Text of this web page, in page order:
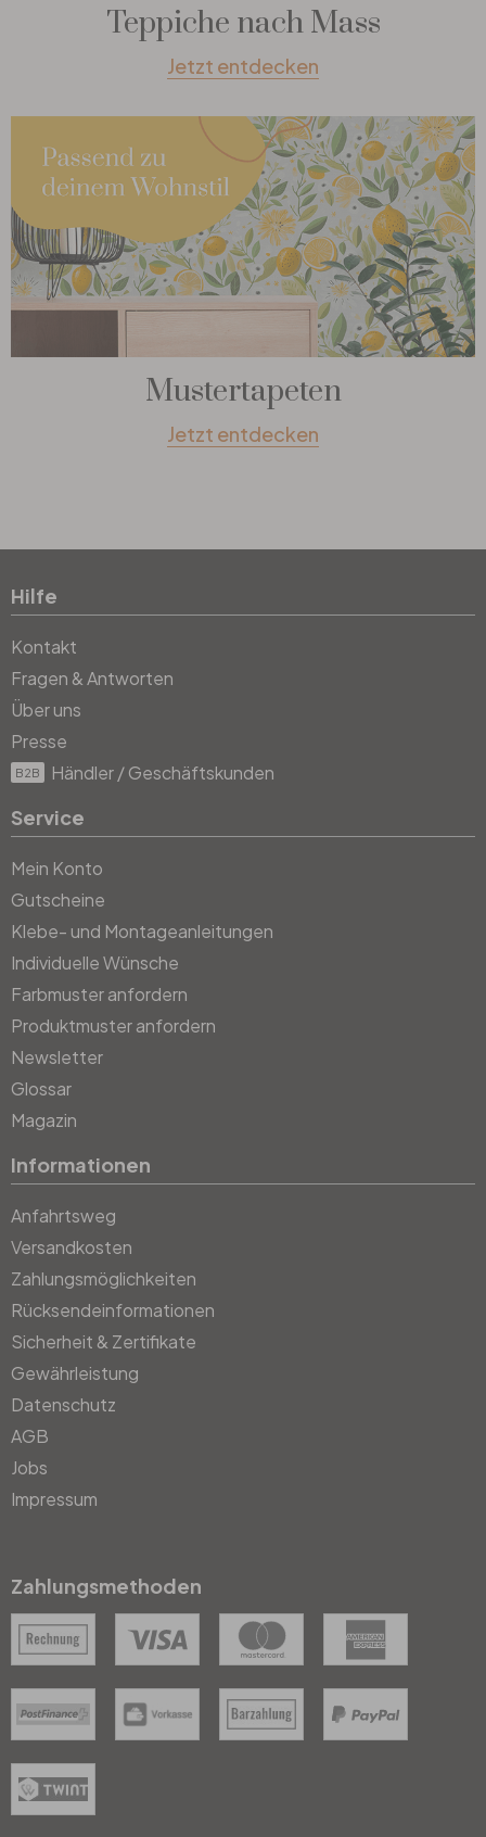
Teppiche nach Mass
Jetzt entdecken
Mustertapeten
Jetzt entdecken
Hilfe
Kontakt
Fragen & Antworten
Über uns
Presse
B2B Händler / Geschäftskunden
Service
Mein Konto
Gutscheine
Klebe- und Montageanleitungen
Individuelle Wünsche
Farbmuster anfordern
Produktmuster anfordern
Newsletter
Glossar
Magazin
Informationen
Anfahrtsweg
Versandkosten
Zahlungsmöglichkeiten
Rücksendeinformationen
Sicherheit & Zertifikate
Gewährleistung
Datenschutz
AGB
Jobs
Impressum
Zahlungsmethoden